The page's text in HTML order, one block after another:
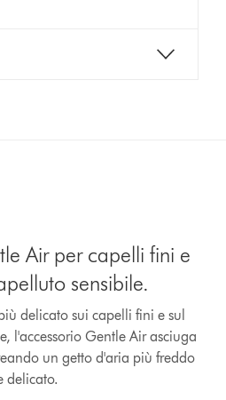
Air per capelli fini e
sensibile.
delicato sui capelli fini e sul
l'accessorio Gentle Air asciuga
un getto d'aria più freddo
delicato.